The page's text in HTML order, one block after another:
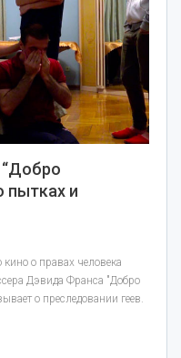
пытках и
о правах человека
Дэвида Франса "Добро
о преследовании геев.